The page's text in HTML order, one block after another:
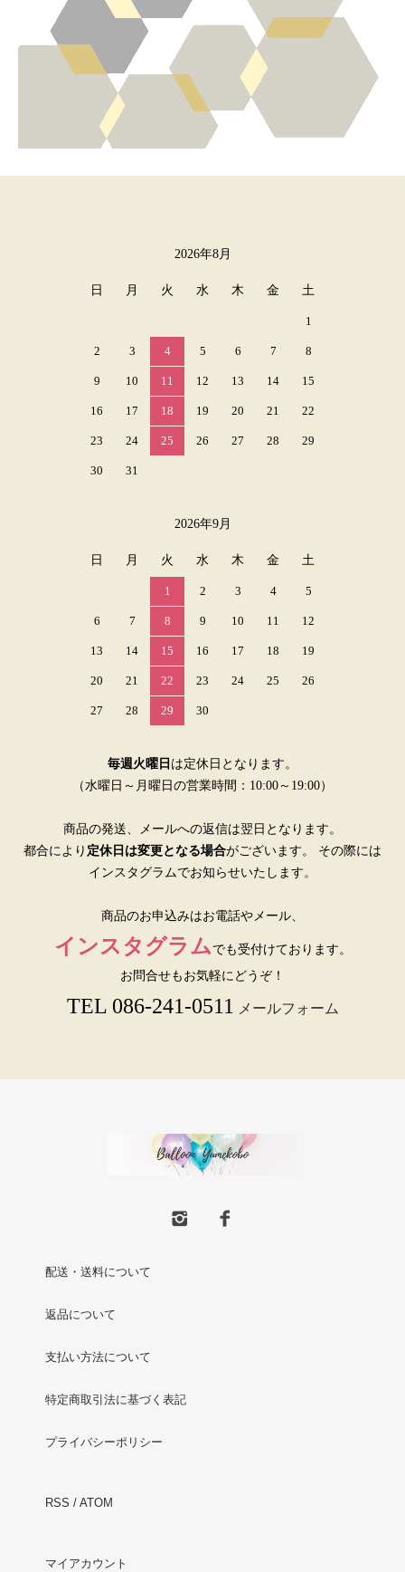
2026年8月
日 月 火 水 木 金 土
1
2 3 4 5 6 7 8
9 10 11 12 13 14 15
16 17 18 19 20 21 22
23 24 25 26 27 28 29
30 31
2026年9月
日 月 火 水 木 金 土
1 2 3 4 5
6 7 8 9 10 11 12
13 14 15 16 17 18 19
20 21 22 23 24 25 26
27 28 29 30
毎週火曜日 は定休日となります。
（水曜日～月曜日の営業時間：10:00～19:00）
商品の発送、メールへの返信は翌日となります。
都合により 定休日は変更となる場合がございます。 その際には
インスタグラムでお知らせいたします。
商品のお申込みはお電話やメール、
インスタグラム でも受付けております。
お問合せもお気軽にどうぞ！
TEL 086-241-0511 メールフォーム
配送・送料について
返品について
支払い方法について
特定商取引法に基づく表記
プライバシーポリシー
RSS / ATOM
マイアカウント